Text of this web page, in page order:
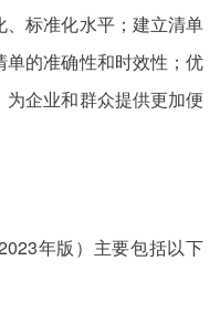
标准化水平；建立清单
的准确性和时效性；优
企业和群众提供更加便
年版）主要包括以下